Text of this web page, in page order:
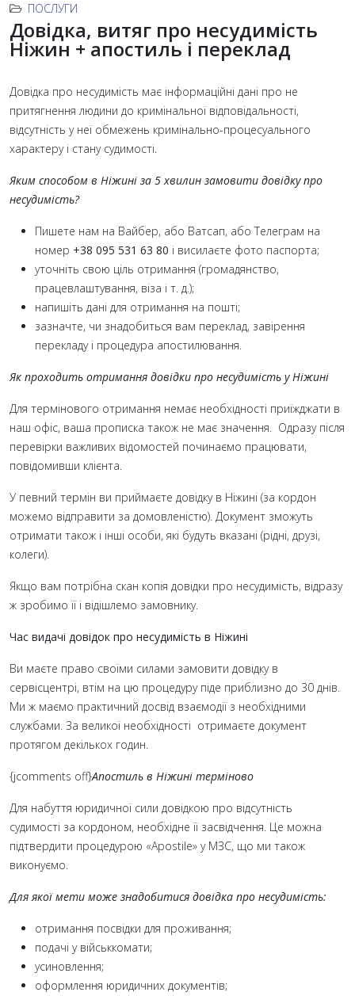
ПОСЛУГИ
Довідка, витяг про несудимість
Ніжин + апостиль і переклад
Довідка про несудимість має інформаційні дані про не
притягнення людини до кримінальної відповідальності,
відсутність у неї обмежень кримінально-процесуального
характеру і стану судимості.
Яким способом в Ніжині за 5 хвилин замовити довідку про
несудимість?
Пишете нам на Вайбер, або Ватсап, або Телеграм на
номер +38 095 531 63 80 і висилаєте фото паспорта;
уточніть свою ціль отримання (громадянство,
працевлаштування, віза і т. д.);
напишіть дані для отримання на пошті;
зазначте, чи знадобиться вам переклад, завірення
перекладу і процедура апостилювання.
Як проходить отримання довідки про несудимість у Ніжині
Для термінового отримання немає необхідності приїжджати в
наш офіс, ваша прописка також не має значення. Одразу після
перевірки важливих відомостей починаємо працювати,
повідомивши клієнта.
У певний термін ви приймаєте довідку в Ніжині (за кордон
можемо відправити за домовленістю). Документ зможуть
отримати також і інші особи, які будуть вказані (рідні, друзі,
колеги).
Якщо вам потрібна скан копія довідки про несудимість, відразу
ж зробимо її і відішлемо замовнику.
Час видачі довідок про несудимість в Ніжині
Ви маєте право своїми силами замовити довідку в
сервісцентрі, втім на цю процедуру піде приблизно до 30 днів.
Ми ж маємо практичний досвід взаємодії з необхідними
службами. За великої необхідності отримаєте документ
протягом декількох годин.
{jcomments off}Апостиль в Ніжині терміново
Для набуття юридичної сили довідкою про відсутність
судимості за кордоном, необхідне її засвідчення. Це можна
підтвердити процедурою «Apostile» у МЗС, що ми також
виконуємо.
Для якої мети може знадобитися довідка про несудимість:
отримання посвідки для проживання;
подачі у військкомати;
усиновлення;
оформлення юридичних документів;